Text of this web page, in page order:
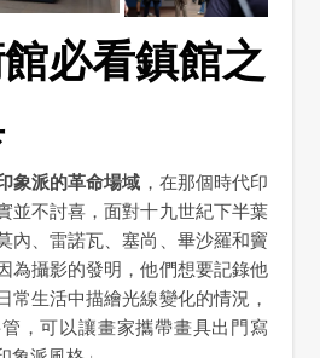
必看鎮館之
象派的革命場域 ，在那個時代印
並不討喜，面對十九世紀下半葉
內、雷諾瓦、塞尚、畢沙羅和竇
為攝影的發明，他們想要記錄他
常生活中描繪光線變化的情況，
，可以讓畫家攜帶畫具出門寫